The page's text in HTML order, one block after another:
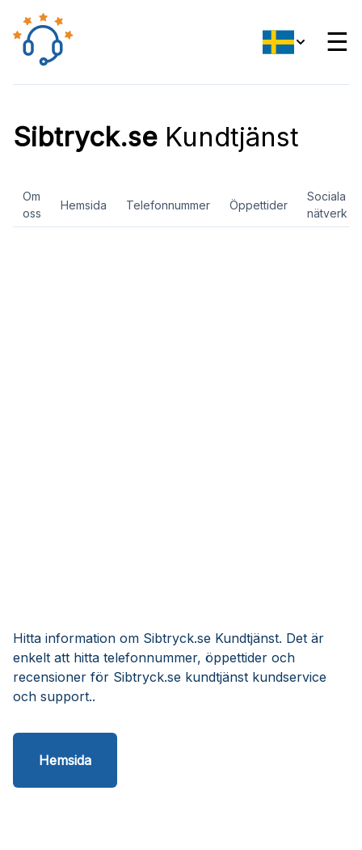
☰
Sibtryck.se Kundtjänst
Om
oss
Hemsida Telefonnummer Öppettider
Sociala
nätverk
Hitta information om Sibtryck.se Kundtjänst. Det är
enkelt att hitta telefonnummer, öppettider och
recensioner för Sibtryck.se kundtjänst kundservice
och support..
Hemsida